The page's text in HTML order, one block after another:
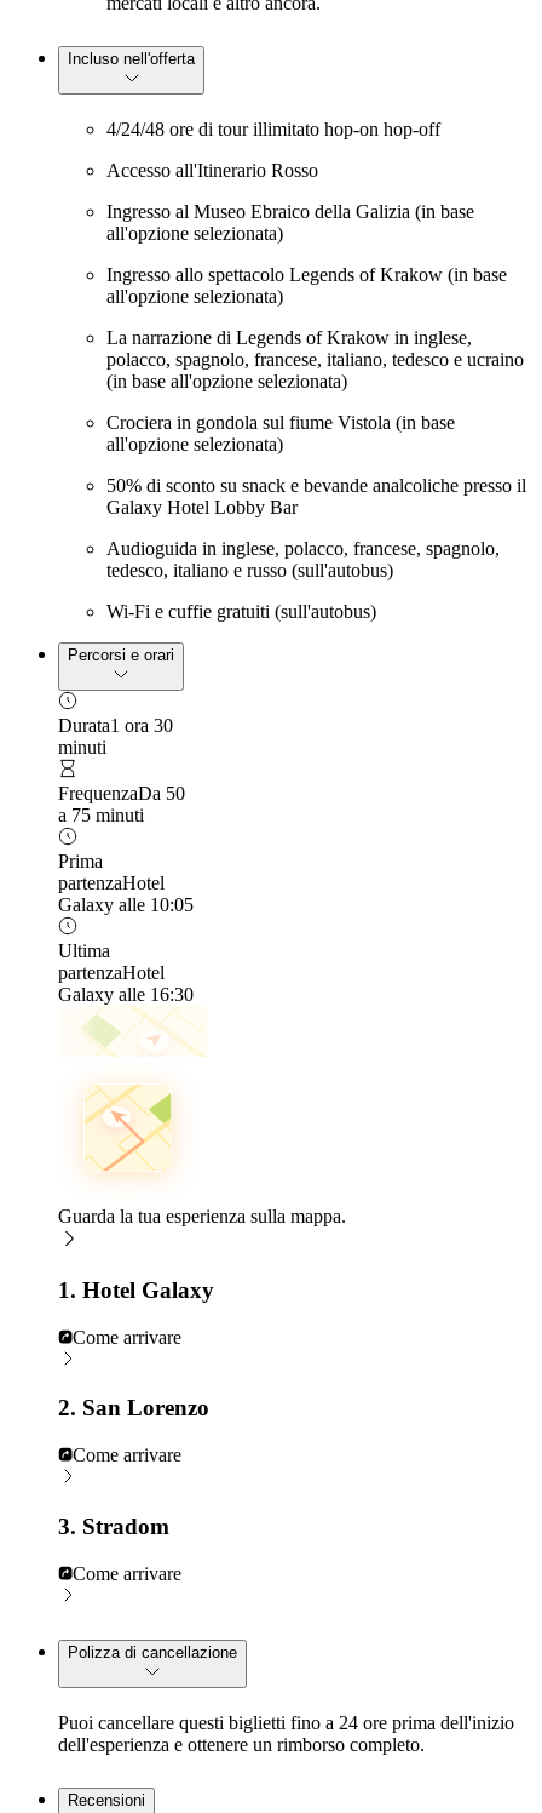
Incluso nell'offerta
4/24/48 ore di tour illimitato hop-on hop-off
Accesso all'Itinerario Rosso
Ingresso al Museo Ebraico della Galizia (in base
all'opzione selezionata)
Ingresso allo spettacolo Legends of Krakow (in base
all'opzione selezionata)
La narrazione di Legends of Krakow in inglese,
polacco, spagnolo, francese, italiano, tedesco e ucraino
(in base all'opzione selezionata)
Crociera in gondola sul fiume Vistola (in base
all'opzione selezionata)
50% di sconto su snack e bevande analcoliche presso il
Galaxy Hotel Lobby Bar
Audioguida in inglese, polacco, francese, spagnolo,
tedesco, italiano e russo (sull'autobus)
Wi-Fi e cuffie gratuiti (sull'autobus)
Percorsi e orari
Durata1 ora 30
minuti
FrequenzaDa 50
a 75 minuti
Prima
partenzaHotel
Galaxy alle 10:05
Ultima
partenzaHotel
Galaxy alle 16:30
Guarda la tua esperienza sulla mappa.
1. Hotel Galaxy
Come arrivare
2. San Lorenzo
Come arrivare
3. Stradom
Come arrivare
Polizza di cancellazione
Puoi cancellare questi biglietti fino a 24 ore prima dell'inizio
dell'esperienza e ottenere un rimborso completo.
Recensioni